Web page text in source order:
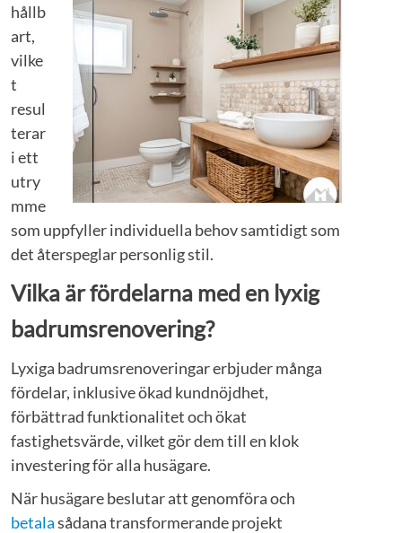
hållb
art,
vilke
t
resul
terar
i ett
utry
mme
som uppfyller individuella behov samtidigt som
det återspeglar personlig stil.
Vilka är fördelarna med en lyxig
badrumsrenovering?
Lyxiga badrumsrenoveringar erbjuder många
fördelar, inklusive ökad kundnöjdhet,
förbättrad funktionalitet och ökat
fastighetsvärde, vilket gör dem till en klok
investering för alla husägare.
När husägare beslutar att genomföra och
betalasådana transformerande projekt